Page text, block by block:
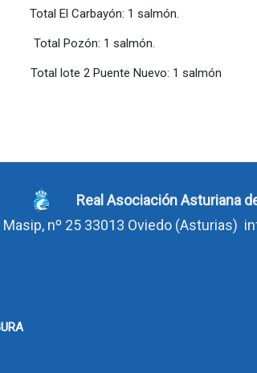
1 salmón.
1 salmón.
2 Puente Nuevo: 1 salmón
Real Asociación Asturiana
nº 25 33013 Oviedo (Asturias)